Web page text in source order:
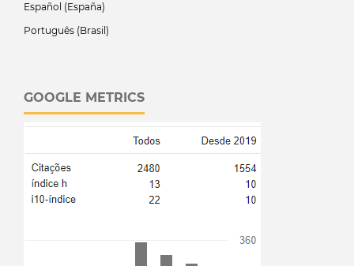
Español (España)
Português (Brasil)
GOOGLE METRICS